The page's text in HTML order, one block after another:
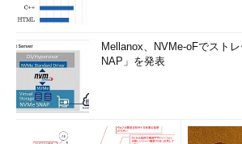
Mellanox、NVMe-oFでスト
NAP」を発表